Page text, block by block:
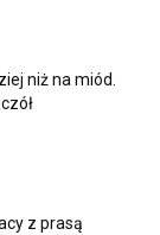
niż na miód.
z prasą